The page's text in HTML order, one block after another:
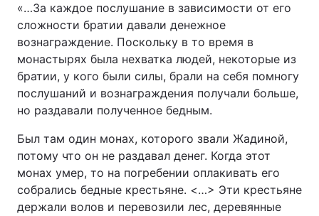
«…За каждое послушание в зависимости от его
сложности братии давали денежное
вознаграждение. Поскольку в то время в
монастырях была нехватка людей, некоторые из
братии, у кого были силы, брали на себя помногу
послушаний и вознаграждения получали больше,
но раздавали полученное бедным.
Был там один монах, которого звали Жадиной,
потому что он не раздавал денег. Когда этот
монах умер, то на погребении оплакивать его
собрались бедные крестьяне. <…> Эти крестьяне
держали волов и перевозили лес, деревянные